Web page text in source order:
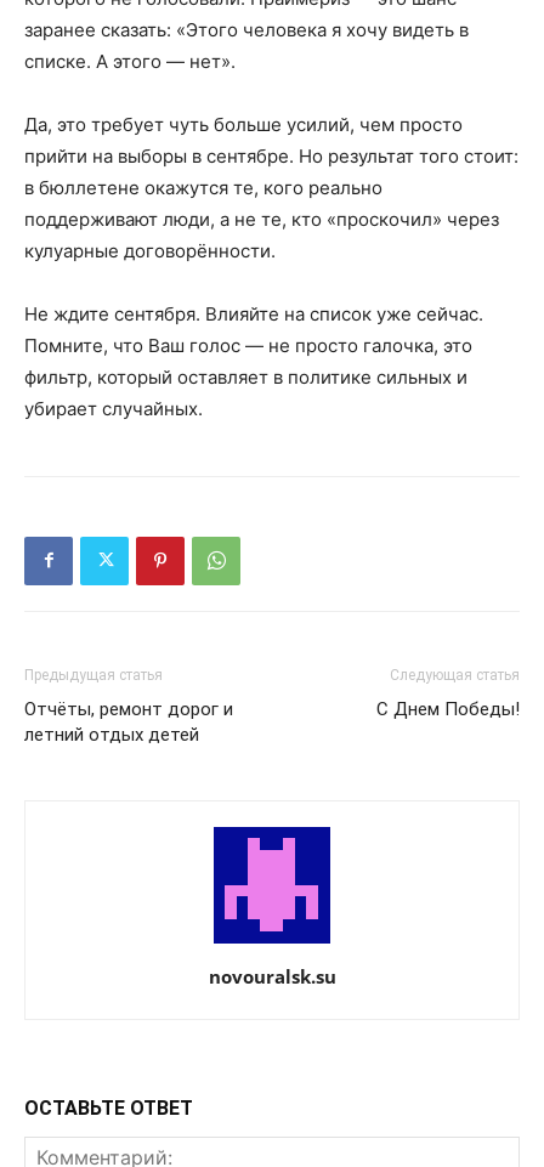
заранее сказать: «Этого человека я хочу видеть в
списке. А этого — нет».
Да, это требует чуть больше усилий, чем просто
прийти на выборы в сентябре. Но результат того стоит:
в бюллетене окажутся те, кого реально
поддерживают люди, а не те, кто «проскочил» через
кулуарные договорённости.
Не ждите сентября. Влияйте на список уже сейчас.
Помните, что Ваш голос — не просто галочка, это
фильтр, который оставляет в политике сильных и
убирает случайных.
Предыдущая статья
Отчёты, ремонт дорог и
летний отдых детей
Следующая статья
С Днем Победы!
novouralsk.su
ОСТАВЬТЕ ОТВЕТ